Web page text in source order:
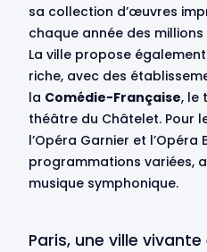
sa collection d’œuvres
chaque année des millions
La ville propose
riche, avec des
la Comédie-Française, le
théâtre du Châtelet. Pour
l’Opéra Garnier et
programmations variées,
musique symphonique.
Paris, une ville